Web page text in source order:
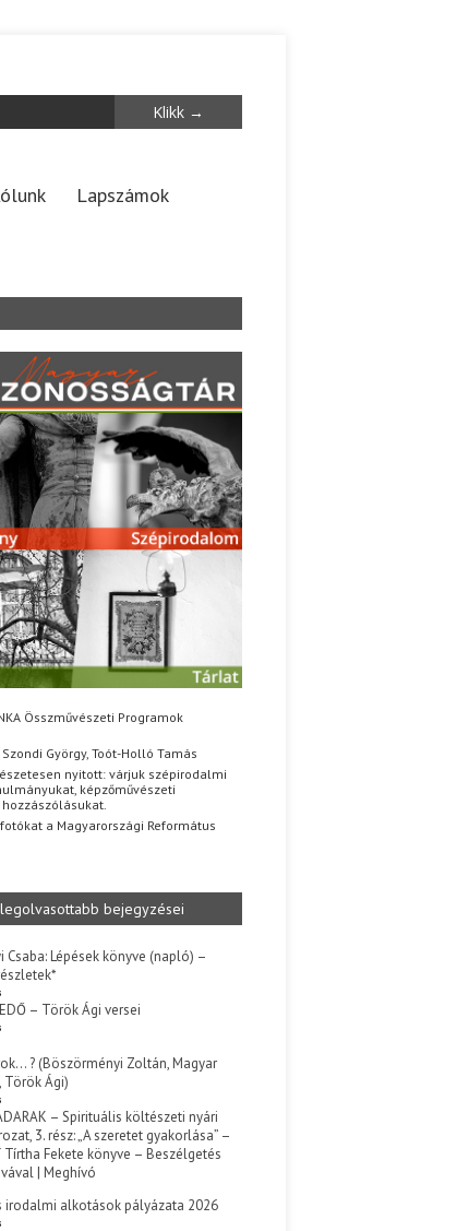
Lapszámok
Összművészeti Programok
Szondi György, Toót-Holló Tamás
nyitott: várjuk szépirodalmi
képzőművészeti
a Magyarországi Református
bejegyzései
Csaba: Lépések könyve (napló) –
– Török Ági versei
? (Böszörményi Zoltán, Magyar
Török Ági)
– Spirituális költészeti nyári
3. rész: „A szeretet gyakorlása” –
Tírtha Fekete könyve – Beszélgetés
| Meghívó
irodalmi alkotások pályázata 2026